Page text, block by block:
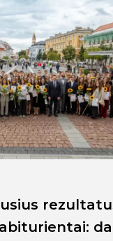
daugiau